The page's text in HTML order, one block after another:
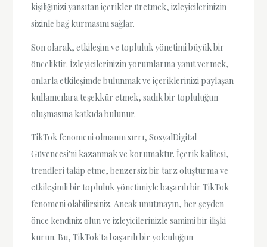
kişiliğinizi yansıtan içerikler üretmek, izleyicilerinizin
sizinle bağ kurmasını sağlar.
Son olarak, etkileşim ve topluluk yönetimi büyük bir
önceliktir. İzleyicilerinizin yorumlarına yanıt vermek,
onlarla etkileşimde bulunmak ve içeriklerinizi paylaşan
kullanıcılara teşekkür etmek, sadık bir topluluğun
oluşmasına katkıda bulunur.
TikTok fenomeni olmanın sırrı, SosyalDigital
Güvencesi'ni kazanmak ve korumaktır. İçerik kalitesi,
trendleri takip etme, benzersiz bir tarz oluşturma ve
etkileşimli bir topluluk yönetimiyle başarılı bir TikTok
fenomeni olabilirsiniz. Ancak unutmayın, her şeyden
önce kendiniz olun ve izleyicilerinizle samimi bir ilişki
kurun. Bu, TikTok'ta başarılı bir yolculuğun